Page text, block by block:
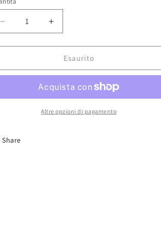
Diminuisci
quantità
per
8159
Autumn
Aumenta
quantità
per
8159
Late
Autumn
Esaurito
Altre opzioni di pagamento
Share